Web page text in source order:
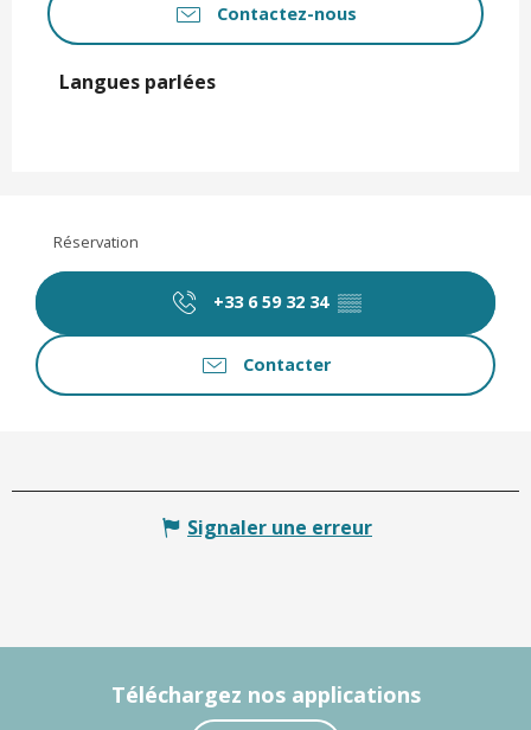
Contactez-nous
Langues parlées
Langues parlées
Réservation
+33 6 59 32 34 ▒▒
Contacter
Signaler une erreur
Téléchargez nos applications